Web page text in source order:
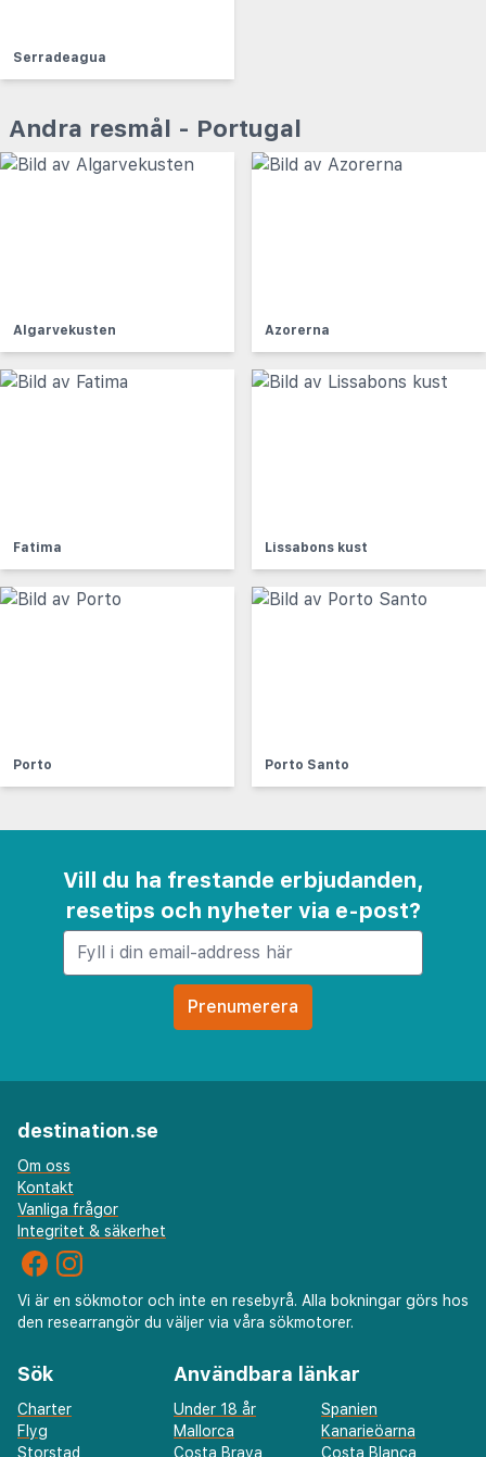
Serradeagua
Andra resmål - Portugal
Algarvekusten Azorerna
Fatima Lissabons kust
Porto Porto Santo
Vill du ha frestande erbjudanden,
resetips och nyheter via e-post?
destination.se
Om oss
Kontakt
Vanliga frågor
Integritet & säkerhet
Vi är en sökmotor och inte en resebyrå. Alla bokningar görs hos
den researrangör du väljer via våra sökmotorer.
Sök
Charter
Flyg
Storstad
Användbara länkar
Under 18 år
Spanien
Mallorca
Kanarieöarna
Costa Brava
Costa Blanca